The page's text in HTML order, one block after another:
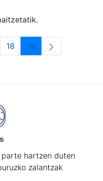
Pages Use TAB to
Orrialdea
18 Orrialdea
19
hartzen duten
zalantzak